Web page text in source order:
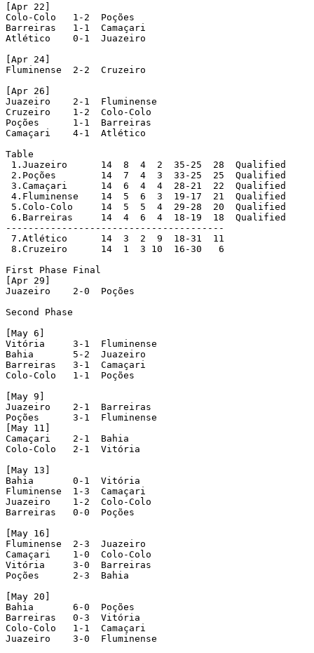
[Apr 22]
Colo-Colo   1-2  Poções
Barreiras   1-1  Camaçari
Atlético    0-1  Juazeiro
[Apr 24]
Fluminense  2-2  Cruzeiro
[Apr 26]
Juazeiro    2-1  Fluminense
Cruzeiro    1-2  Colo-Colo
Poções      1-1  Barreiras
Camaçari    4-1  Atlético
Table
1.Juazeiro      14  8  4  2  35-25  28  Qualified
2.Poções        14  7  4  3  33-25  25  Qualified
3.Camaçari      14  6  4  4  28-21  22  Qualified
4.Fluminense    14  5  6  3  19-17  21  Qualified
5.Colo-Colo     14  5  5  4  29-28  20  Qualified
6.Barreiras     14  4  6  4  18-19  18  Qualified
---------------------------------------
7.Atlético      14  3  2  9  18-31  11
8.Cruzeiro      14  1  3 10  16-30   6
First Phase Final
[Apr 29]
Juazeiro    2-0  Poções
Second Phase
[May 6]
Vitória     3-1  Fluminense
Bahia       5-2  Juazeiro
Barreiras   3-1  Camaçari
Colo-Colo   1-1  Poções
[May 9]
Juazeiro    2-1  Barreiras
Poções      3-1  Fluminense
[May 11]
Camaçari    2-1  Bahia
Colo-Colo   2-1  Vitória
[May 13]
Bahia       0-1  Vitória
Fluminense  1-3  Camaçari
Juazeiro    1-2  Colo-Colo
Barreiras   0-0  Poções
[May 16]
Fluminense  2-3  Juazeiro
Camaçari    1-0  Colo-Colo
Vitória     3-0  Barreiras
Poções      2-3  Bahia
[May 20]
Bahia       6-0  Poções
Barreiras   0-3  Vitória
Colo-Colo   1-1  Camaçari
Juazeiro    3-0  Fluminense